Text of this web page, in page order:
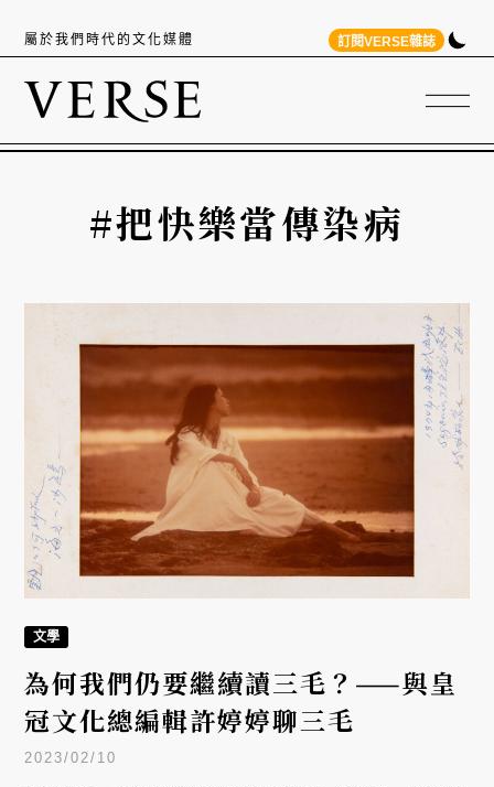
屬於我們時代的文化媒體 訂閱VERSE雜誌
#把快樂當傳染病
文學
為何我們仍要繼續讀三毛？——與皇
冠文化總編輯許婷婷聊三毛
2023/02/10